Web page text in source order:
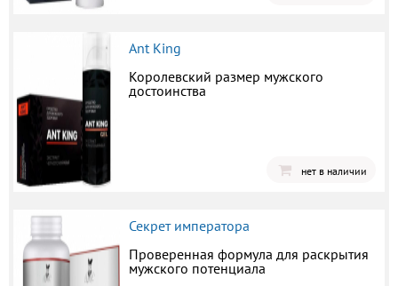
Ant King
Королевский размер мужского
достоинства
нет в наличии
Секрет императора
Проверенная формула для раскрытия
мужского потенциала